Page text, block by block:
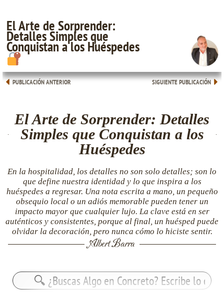
El Arte de Sorprender:
Detalles Simples que
Conquistan a los Huéspedes
PUBLICACIÓN ANTERIOR SIGUIENTE PUBLICACIÓN
El Arte de Sorprender: Detalles
Simples que Conquistan a los
Huéspedes
En la hospitalidad, los detalles no son solo detalles; son lo
que define nuestra identidad y lo que inspira a los
huéspedes a regresar. Una nota escrita a mano, un pequeño
obsequio local o un adiós memorable pueden tener un
impacto mayor que cualquier lujo. La clave está en ser
auténticos y consistentes, porque al final, un huésped puede
olvidar la decoración, pero nunca cómo lo hiciste sentir.
Albert Barra
Buscar: